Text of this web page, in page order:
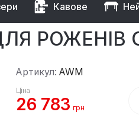
Кавове
для курей із відділенням для
РОЖЕНІВ
Артикул: AWM
Ціна
26 783 грн